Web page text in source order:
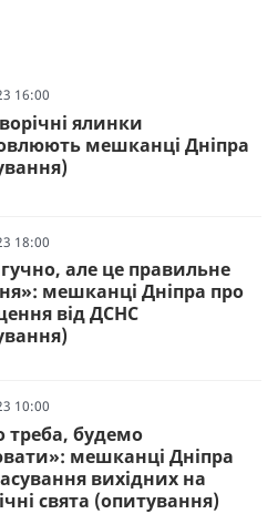
16:00
ялинки
мешканці Дніпра
18:00
але це правильне
мешканці Дніпра про
від ДСНС
10:00
треба, будемо
мешканці Дніпра
вихідних на
свята (опитування)